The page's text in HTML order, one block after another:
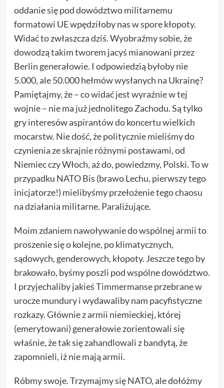
oddanie się pod dowództwo militarnemu
formatowi UE wpędziłoby nas w spore kłopoty.
Widać to zwłaszcza dziś. Wyobraźmy sobie, że
dowodzą takim tworem jacyś mianowani przez
Berlin generałowie. I odpowiedzią byłoby nie
5.000, ale 50.000 hełmów wysłanych na Ukrainę?
Pamiętajmy, że – co widać jest wyraźnie w tej
wojnie – nie ma już jednolitego Zachodu. Są tylko
gry interesów aspirantów do koncertu wielkich
mocarstw. Nie dość, że politycznie mieliśmy do
czynienia ze skrajnie różnymi postawami, od
Niemiec czy Włoch, aż do, powiedzmy, Polski. To w
przypadku NATO Bis (brawo Lechu, pierwszy tego
inicjatorze!) mielibyśmy przełożenie tego chaosu
na działania militarne. Paraliżujące.
Moim zdaniem nawoływanie do wspólnej armii to
proszenie się o kolejne, po klimatycznych,
sądowych, genderowych, kłopoty. Jeszcze tego by
brakowało, byśmy poszli pod wspólne dowództwo.
I przyjechaliby jakieś Timmermanse przebrane w
urocze mundury i wydawaliby nam pacyfistyczne
rozkazy. Głównie z armii niemieckiej, której
(emerytowani) generałowie zorientowali się
właśnie, że tak się zahandlowali z bandytą, że
zapomnieli, iż nie mają armii.
Róbmy swoje. Trzymajmy się NATO, ale dołóżmy